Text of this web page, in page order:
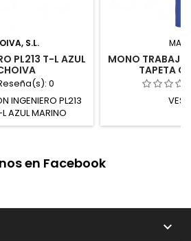
S.L.
PL213 T-L AZUL
0
INGENIERO PL213
AZUL MARINO
MONO
TAPETA
en Facebook
